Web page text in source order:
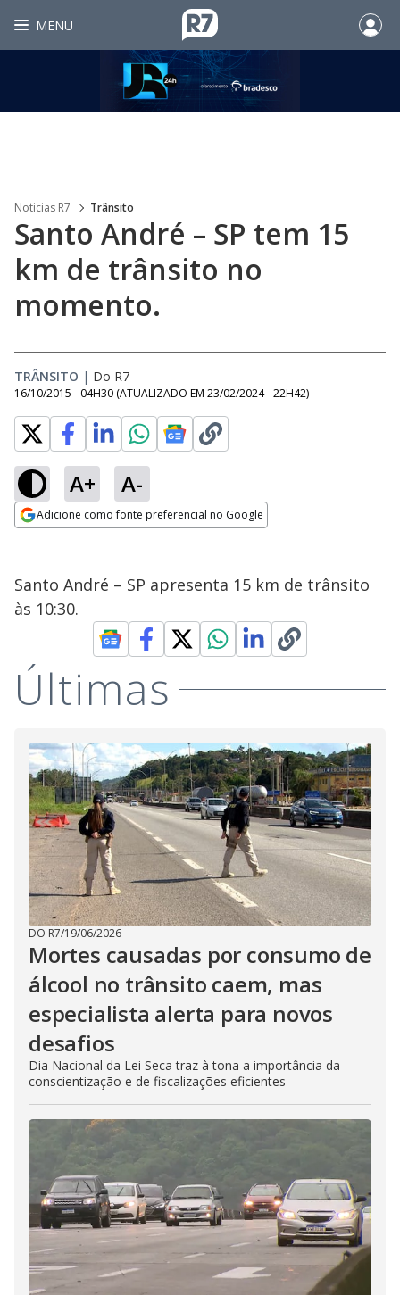
MENU
Noticias R7 Trânsito
Santo André – SP tem 15
km de trânsito no
momento.
TRÂNSITO | Do R7
16/10/2015 - 04H30 (ATUALIZADO EM 23/02/2024 - 22H42)
A+ A-
Adicione como fonte preferencial no Google
Santo André – SP apresenta 15 km de trânsito
às 10:30.
Últimas
DO R7/19/06/2026
Mortes causadas por consumo de
álcool no trânsito caem, mas
especialista alerta para novos
desafios
Dia Nacional da Lei Seca traz à tona a importância da
conscientização e de fiscalizações eficientes